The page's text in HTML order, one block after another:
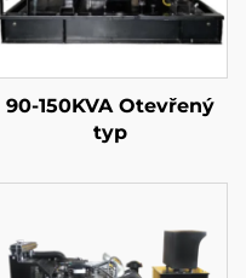
90-150KVA Otevřený
typ